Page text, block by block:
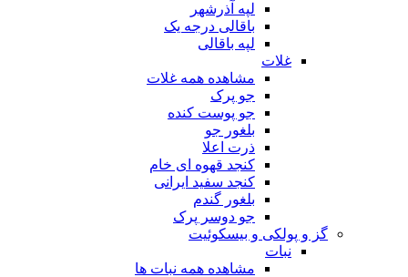
لپه آذرشهر
باقالی درجه یک
لپه باقالی
غلات
مشاهده همه غلات
جو پرک
جو پوست کنده
بلغور جو
ذرت اعلا
کنجد قهوه ای خام
کنجد سفید ایرانی
بلغور گندم
جو دوسر پرک
گز و پولکی و بیسکوئیت
نبات
مشاهده همه نبات ها